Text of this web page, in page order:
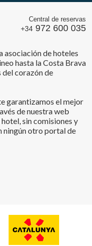
Central de reservas
+34 972 600 035
asociación de hoteles
hasta la Costa Brava
del corazón de
garantizamos el mejor
de nuestra web
sin comisiones y
ningún otro portal de